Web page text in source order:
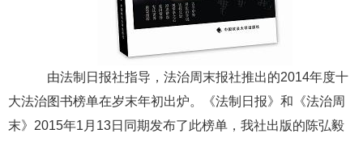
由法制日报社指导，法治周末报社推出的2014年度十
大法治图书榜单在岁末年初出炉。《法制日报》和《法治周
末》2015年1月13日同期发布了此榜单，我社出版的陈弘毅